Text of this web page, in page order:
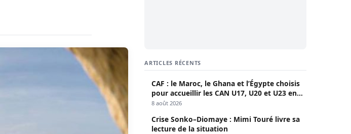
ARTICLES RÉCENTS
CAF : le Maroc, le Ghana et l’Égypte choisis
pour accueillir les CAN U17, U20 et U23 en
2027
8 août 2026
Crise Sonko–Diomaye : Mimi Touré livre sa
lecture de la situation